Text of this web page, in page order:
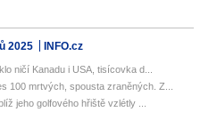
2025 INFO.cz
ničí Kanadu i USA, tisícovka d...
100 mrtvých, spousta zraněných. Z...
jeho golfového hřiště vzlétly ...